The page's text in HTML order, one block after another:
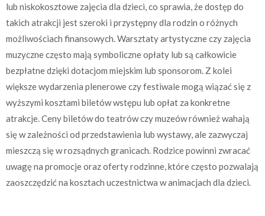
lub niskokosztowe zajęcia dla dzieci, co sprawia, że dostęp do
takich atrakcji jest szeroki i przystępny dla rodzin o różnych
możliwościach finansowych. Warsztaty artystyczne czy zajęcia
muzyczne często mają symboliczne opłaty lub są całkowicie
bezpłatne dzięki dotacjom miejskim lub sponsorom. Z kolei
większe wydarzenia plenerowe czy festiwale mogą wiązać się z
wyższymi kosztami biletów wstępu lub opłat za konkretne
atrakcje. Ceny biletów do teatrów czy muzeów również wahają
się w zależności od przedstawienia lub wystawy, ale zazwyczaj
mieszczą się w rozsądnych granicach. Rodzice powinni zwracać
uwagę na promocje oraz oferty rodzinne, które często pozwalają
zaoszczędzić na kosztach uczestnictwa w animacjach dla dzieci.